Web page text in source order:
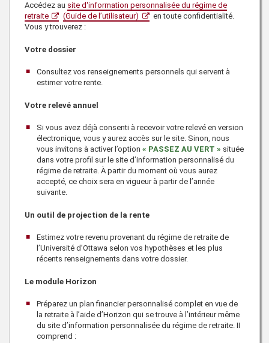
Accédez au site d'information personnalisée du régime de
retraite
(Guide de l’utilisateur)
en toute confidentialité.
Vous y trouverez :
Votre dossier
Consultez vos renseignements personnels qui servent à
estimer votre rente.
Votre relevé annuel
Si vous avez déjà consenti à recevoir votre relevé en version
électronique, vous y aurez accès sur le site. Sinon, nous
vous invitons à activer l’option « PASSEZ AU VERT » située
dans votre profil sur le site d’information personnalisé du
régime de retraite. À partir du moment où vous aurez
accepté, ce choix sera en vigueur à partir de l’année
suivante.
Un outil de projection de la rente
Estimez votre revenu provenant du régime de retraite de
l’Université d’Ottawa selon vos hypothèses et les plus
récents renseignements dans votre dossier.
Le module Horizon
Préparez un plan financier personnalisé complet en vue de
la retraite à l’aide d’Horizon qui se trouve à l’intérieur même
du site d’information personnalisée du régime de retraite. II
comprend :